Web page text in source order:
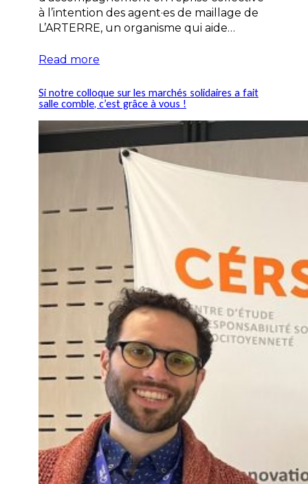
à l’intention des agent·es de maillage de
L’ARTERRE, un organisme qui aide…
Read more
Si notre colloque sur les marchés solidaires a fait
salle comble, c’est grâce à vous !